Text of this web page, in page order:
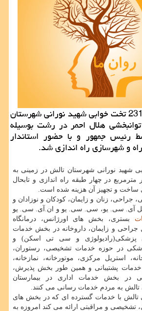
از گیلان بیمارستان 231 تخت خوابی شهید نورانی شهرستان
هلال احمر در رشت بوسیله
رئیس جمهور و با حضور استاندار
و شهرسازی راه اندازی شد.
۲۳۱ تختخوابی شهید نورانی شهرستان تالش در زمینی به
۳۵ هزار مترمربع در چهار طبقه راه اندازی و تابحال
زنان و زایمان، کودکان و نوزادان و
آی. سی. یو، سی. سی. یو و ان.آی. سی. یو
بستری، بخش های اورژانس، درمانگاه
جراحی و زایمان، داروخانه در بخش خدمات
پزشکی(رادیولوژی و سی تی اسکن) و
در حوزه خدمات تشخیصی، رستوران،
استریل مرکزی، موتورخانه، نمازخانه،
پشتیبانی و همین طور بخش پذیرش،
در بخش خدمات اداری در بیمارستان
تالش به مردم خدمات رسانی می کنند.
تالش با خدمات گسترده ای که در بخش های
تشخیصی و مراقبتی ارائه می کند امروزه به